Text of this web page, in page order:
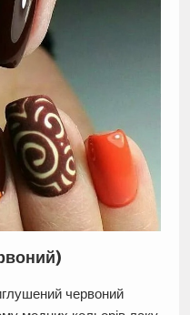
червоний